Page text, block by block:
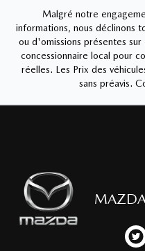
Malgré notre
informations, nous déclinons
ou d'omissions présentes
concessionnaire local pour
réelles. Les Prix des
sans préavis.